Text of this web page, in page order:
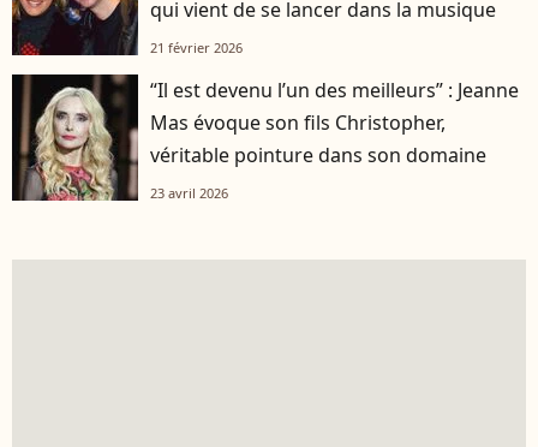
qui vient de se lancer dans la musique
21 février 2026
“Il est devenu l’un des meilleurs” : Jeanne
Mas évoque son fils Christopher,
véritable pointure dans son domaine
23 avril 2026